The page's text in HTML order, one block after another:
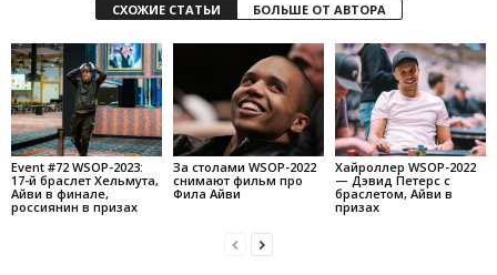
СХОЖИЕ СТАТЬИ БОЛЬШЕ ОТ АВТОРА
Event #72 WSOP-2023:
17-й браслет Хельмута,
Айви в финале,
россиянин в призах
За столами WSOP-2022
снимают фильм про
Фила Айви
Хайроллер WSOP-2022
— Дэвид Петерс с
браслетом, Айви в
призах